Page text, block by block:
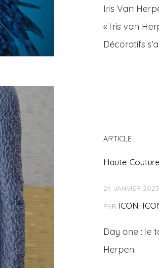
Iris Van
« Iris van
Décoratifs
ARTICLE
Haute
24 JANVIER 2023
PAR ICON-
Day one : le
Herpen.